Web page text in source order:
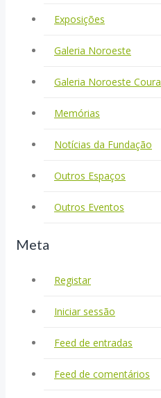
Exposições
Galeria Noroeste
Galeria Noroeste Coura
Memórias
Notícias da Fundação
Outros Espaços
Outros Eventos
Meta
Registar
Iniciar sessão
Feed de entradas
Feed de comentários